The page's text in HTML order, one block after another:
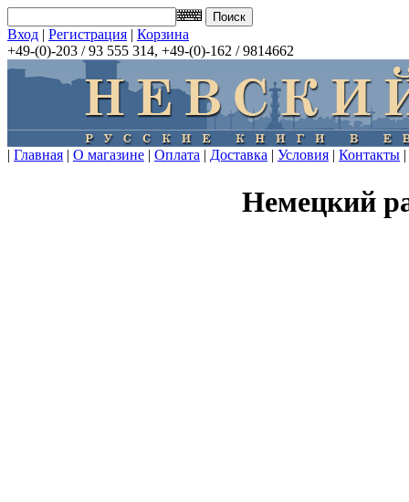
Вход | Регистрация | Корзина
+49-(0)-203 / 93 555 314, +49-(0)-162 / 9814662
| Главная | О магазине | Оплата | Доставка | Условия | Контакты |
Немецкий